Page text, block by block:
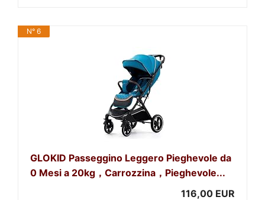
N° 6
GLOKID Passeggino Leggero Pieghevole da
0 Mesi a 20kg，Carrozzina，Pieghevole...
116,00 EUR